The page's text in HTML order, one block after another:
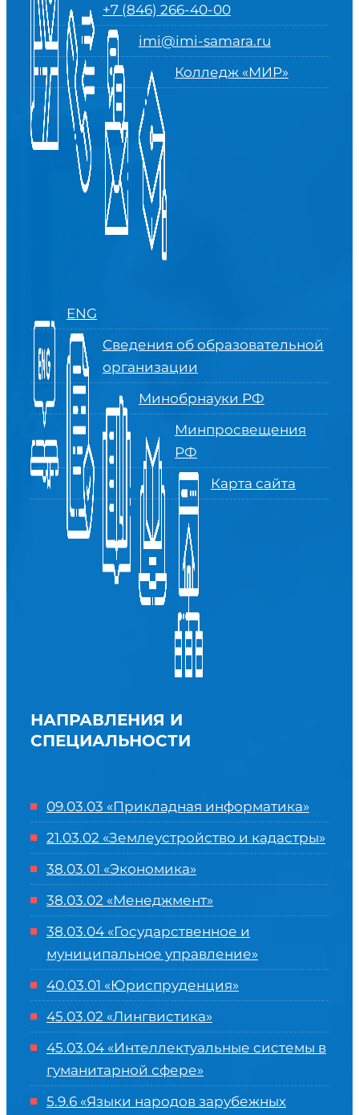
+7 (846) 266-40-00
imi@imi-samara.ru
Колледж «МИР»
ENG
Сведения об образовательной
организации
Минобрнауки РФ
Минпросвещения
РФ
Карта сайта
НАПРАВЛЕНИЯ И
СПЕЦИАЛЬНОСТИ
09.03.03 «Прикладная информатика»
21.03.02 «Землеустройство и кадастры»
38.03.01 «Экономика»
38.03.02 «Менеджмент»
38.03.04 «Государственное и
муниципальное управление»
40.03.01 «Юриспруденция»
45.03.02 «Лингвистика»
45.03.04 «Интеллектуальные системы в
гуманитарной сфере»
5.9.6 «Языки народов зарубежных